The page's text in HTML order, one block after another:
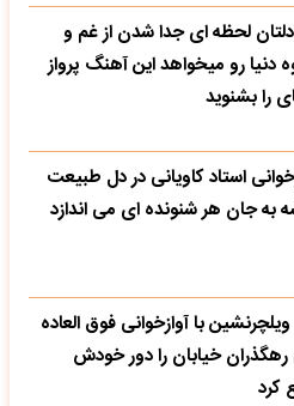
دلتان لحظه ای جدا شدن از غم و
دنیا رو میخواهد این آهنگ پرواز
را بشنوید
استاد کاویانی در دل طبیعت
به جان هر شنونده ای می اندازد
با آوازخوانی فوق العاده
خیابان را دور خودش
کرد